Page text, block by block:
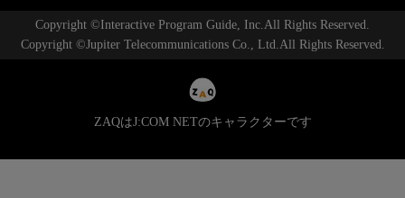
Copyright ©Interactive Program Guide, Inc.All Rights Reserved.
Copyright ©Jupiter Telecommunications Co., Ltd.All Rights Reserved.
ZAQはJ:COM NETのキャラクターです